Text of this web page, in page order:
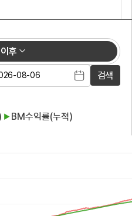
후
검색
▶ BM수익률(누적)